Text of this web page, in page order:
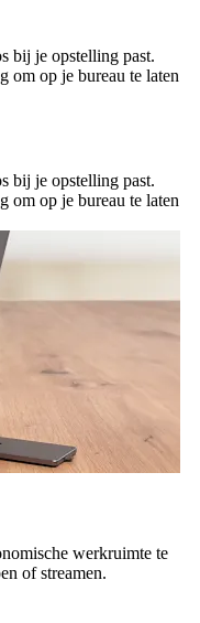
bij je opstelling past.
om op je bureau te laten
bij je opstelling past.
om op je bureau te laten
werkruimte te
of streamen.